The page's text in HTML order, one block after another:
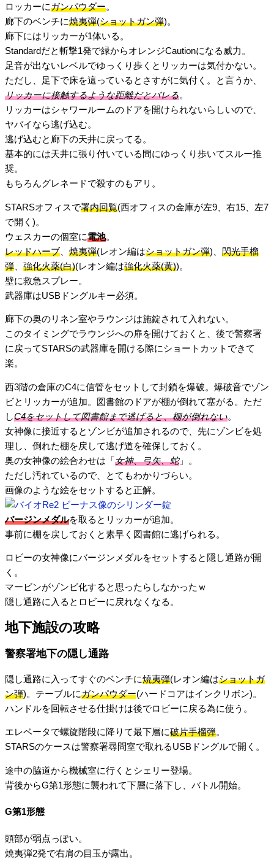
ロッカーにガンパウダー。
廊下のベンチに焼夷弾(ショットガン弾)。
廊下にはリッカーが1体いる。
Standardだと斬撃1発で緑からオレンジCautionになる威力。
足音が出ないレベルでゆっくり歩くとリッカーは気付かない。
ただし、足下で床を這っているとさすがに気付く。と言うか、
リッカーに接触するような距離だとバレる。
リッカーはシャワールームのドアを開けられないらしいので、
ヤバイなら逃げ込む。
逃げ込むと廊下の天井に戻ってる。
基本的には天井に張り付いている間にゆっくり歩いてスルー推
奨。
もちろんグレネードで殺すのもアリ。
STARSオフィスで署内回覧(西オフィスの金庫が左9、右15、左7
で開く)。
ウェスカーの個室に電池。
レッドハーブ
焼夷弾(レオン編はショットガン弾)、 閃光手榴
弾
強化火薬(白)(レオン編は強化火薬(黄))。
壁に救急スプレー。
武器庫はUSBドングルキー必須。
廊下の奥のリネン室やラウンジは施錠されて入れない。
このタイミングでラウンジへの扉を開けておくと、後で警察署
に戻ってSTARSの武器庫を開ける際にショートカットできて
楽。
西3階の倉庫のC4に信管をセットして封鎖を爆破。爆破音でゾン
ビとリッカーが追加。図書館のドアが棚が倒れて塞がる。ただ
しC4をセットして図書館まで逃げると、棚が倒れない。
女神像に接近するとゾンビが追加されるので、先にゾンビを処
理し、倒れた棚を戻して逃げ道を確保しておく。
奥の女神像の絵合わせは「 女神、弓矢、蛇」。
ただし汚れているので、とてもわかりづらい。
画像のような絵をセットすると正解。
バージンメダルを取るとリッカーが追加。
事前に棚を戻しておくと素早く図書館に逃げられる。
ロビーの女神像にバージンメダルをセットすると隠し通路が開
く。
マービンがゾンビ化すると思ったらしなかったｗ
隠し通路に入るとロビーに戻れなくなる。
地下施設の攻略
警察署地下の隠し通路
隠し通路に入ってすぐのベンチに焼夷弾(レオン編はショットガ
ン弾)。テーブルにガンパウダー(ハードコアはインクリボン)。
ハンドルを回転させる仕掛けは後でロビーに戻る為に使う。
エレベータで螺旋階段に降りて最下層に破片手榴弾。
STARSのケースは警察署尋問室で取れるUSBドングルで開く。
途中の脇道から機械室に行くとシェリー登場。
背後からG第1形態に襲われて下層に落下し、バトル開始。
G第1形態
頭部が弱点っぽい。
焼夷弾2発で右肩の目玉が露出。